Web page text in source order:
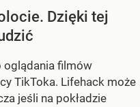
Dzięki tej
oglądania filmów
TikToka. Lifehack może
jeśli na pokładzie